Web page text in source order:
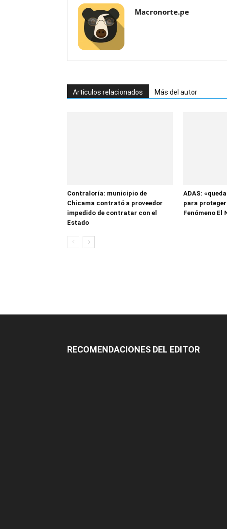
Macronorte.pe
Artículos relacionados Más del autor
Contraloría: municipio de
Chicama contrató a proveedor
impedido de contratar con el
Estado
ADAS:
para
Fenómeno El
RECOMENDACIONES DEL EDITOR